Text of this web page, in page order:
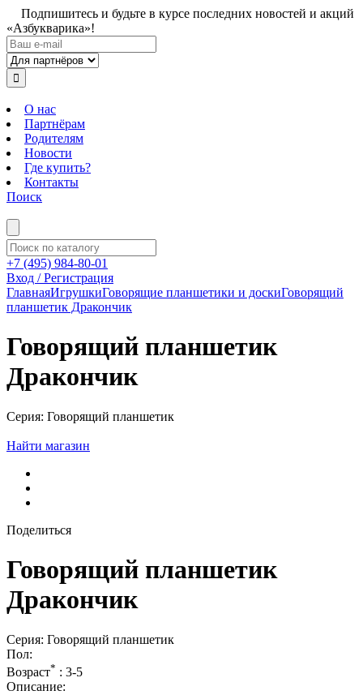
Подпишитесь и будьте в курсе последних новостей и акций
«Азбукварика»!
О нас
Партнёрам
Родителям
Новости
Где купить?
Контакты
Поиск
+7 (495) 984-80-01
Вход / Регистрация
ГлавнаяИгрушкиГоворящие планшетики и доскиГоворящий
планшетик Дракончик
Говорящий планшетик
Дракончик
Серия: Говорящий планшетик
Найти магазин
Поделиться
Говорящий планшетик
Дракончик
Серия: Говорящий планшетик
Пол:
Возраст* : 3-5
Описание: